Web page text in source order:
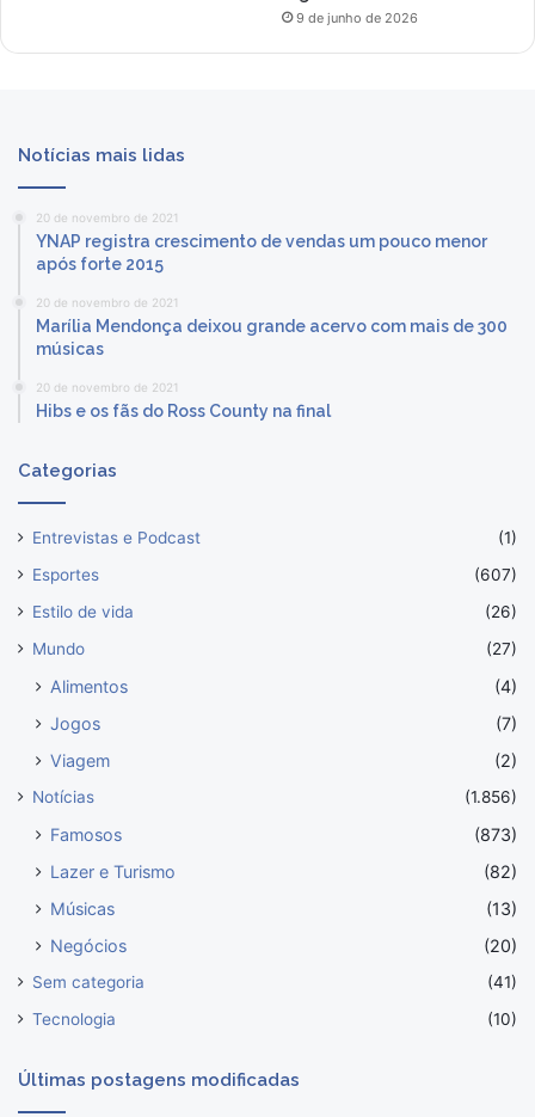
9 de junho de 2026
Notícias mais lidas
20 de novembro de 2021
YNAP registra crescimento de vendas um pouco menor
após forte 2015
20 de novembro de 2021
Marília Mendonça deixou grande acervo com mais de 300
músicas
20 de novembro de 2021
Hibs e os fãs do Ross County na final
Categorias
Entrevistas e Podcast
(1)
Esportes
(607)
Estilo de vida
(26)
Mundo
(27)
Alimentos
(4)
Jogos
(7)
Viagem
(2)
Notícias (1.856)
Famosos
(873)
Lazer e Turismo
(82)
Músicas
(13)
Negócios
(20)
Sem categoria
(41)
Tecnologia
(10)
Últimas postagens modificadas